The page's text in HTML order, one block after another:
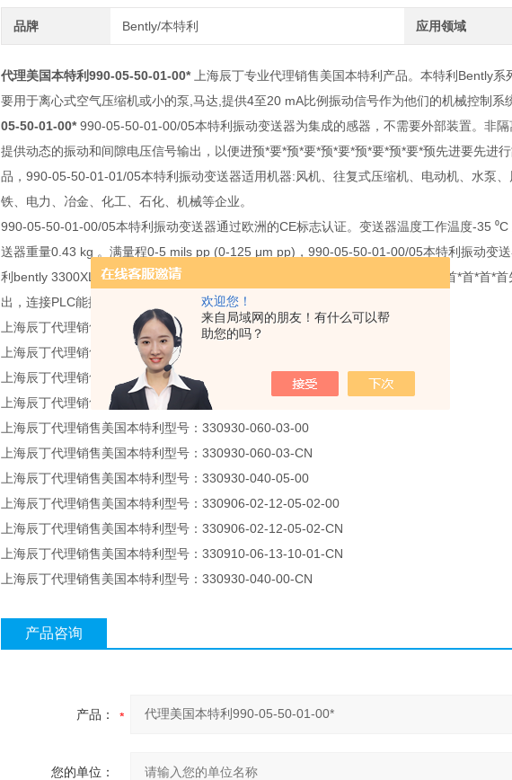
欢迎您！
来自局域网的朋友！有什么可以帮
助您的吗？
品牌 Bently/本特利 应用领域
代理美国本特利990-05-50-01-00*上海辰丁专业代理销售美国本特利产品。本特利Bently
要用于离心式空气压缩机或小的泵,马达,提供4至20 mA比例振动信号作为他们的机械控制系
05-50-01-00*990-05-50-01-00/05本特利振动变送器为集成的感器，不需要外部装置。非
提供动态的振动和间隙电压信号输出，以便进预*要*预*要*预*要*预*要*预*要*预先进要先进
品，990-05-50-01-01/05本特利振动变送器适用机器:风机、往复式压缩机、电动机、水泵
铁、电力、冶金、化工、石化、机械等企业。
990-05-50-01-00/05本特利振动变送器通过欧洲的CE标志认证。变送器温度工作温度-35
送器重量0.43 kg 。满量程0-5 mils pp (0-125 μm pp)，990-05-50-01-00/05本特利振动变
利bently 3300XL Nsv 延伸电缆匹配，接受bently3300xl NSv涡流探头的输首*首*首*首*首*
出，连接PLC能提供峰值的趋势数据。
上海辰丁代理销售美国本特利型号：330905-00-08-10-02-00
上海辰丁代理销售美国本特利型号：330905-00-08-10-01-00
上海辰丁代理销售美国本特利型号：330930-040-00-00
上海辰丁代理销售美国本特利型号：330903-00-07-10-02-CN
上海辰丁代理销售美国本特利型号：330930-060-03-00
上海辰丁代理销售美国本特利型号：330930-060-03-CN
上海辰丁代理销售美国本特利型号：330930-040-05-00
上海辰丁代理销售美国本特利型号：330906-02-12-05-02-00
上海辰丁代理销售美国本特利型号：330906-02-12-05-02-CN
上海辰丁代理销售美国本特利型号：330910-06-13-10-01-CN
上海辰丁代理销售美国本特利型号：330930-040-00-CN
产品咨询
产品：
您的单位：